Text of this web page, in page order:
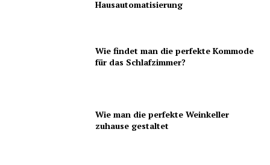
Hausautomatisierung
Wie findet man die perfekte Kommode
für das Schlafzimmer?
Wie man die perfekte Weinkeller
zuhause gestaltet